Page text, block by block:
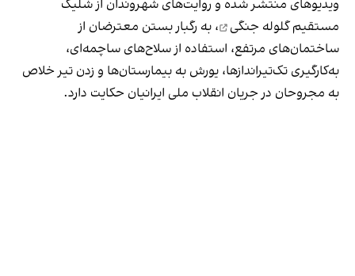
ویدیوهای منتشر شده و روایت‌های شهروندان ازشلیک
مستقیم گلوله جنگی
، به رگبار بستن معترضان از
ساختمان‌های مرتفع، استفاده از سلاح‌های ساچمه‌ای،
به‌کارگیری تک‌تیراندازها، یورش به بیمارستان‌ها و زدن تیر خلاص
به مجروحان در جریان انقلاب ملی ایرانیان حکایت دارد.